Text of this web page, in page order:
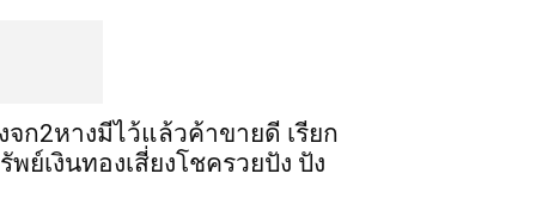
จก​2​หาง​มีไว้แล้ว​ค้าขาย​ดี​ เรียก​
พย์เงินทอง​เสี่ยงโชค​รวยปัง​ ปัง​